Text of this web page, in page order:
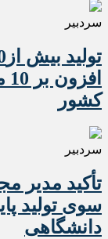
سردبیر
کشور
سردبیر
تأکید مدیر
سوی تولید
دانشگاهی